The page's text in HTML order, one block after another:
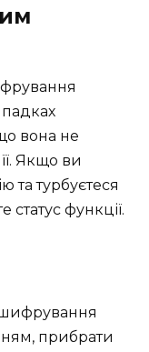
вона не
Якщо ви
та турбуєтеся
статус функції.
шифрування
прибрати